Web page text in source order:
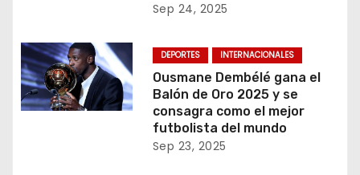
Sep 24, 2025
DEPORTES INTERNACIONALES
Ousmane Dembélé gana el
Balón de Oro 2025 y se
consagra como el mejor
futbolista del mundo
Sep 23, 2025